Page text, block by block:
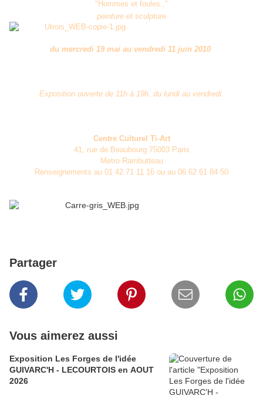
"Hommes et foules.."
peinture et sculpture
du mercredi 19 mai au vendredi 11 juin 2010
Exposition ouverte de 11h à 19h. du lundi au vendredi.
Centre Culturel Ti-Art
41, rue de Beaubourg 75003 Paris
Metro Rambutteau
Renseignements au 01 42 71 11 16 ou au 06 62 61 84 50
Partager
Vous aimerez aussi
Exposition Les Forges de l'idée
GUIVARC'H - LECOURTOIS en AOUT
2026